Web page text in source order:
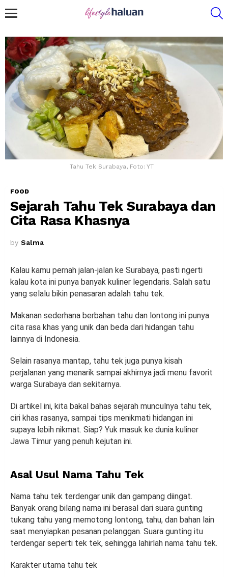
Tahu Tek Surabaya, Foto: YT
FOOD
Sejarah Tahu Tek Surabaya dan
Cita Rasa Khasnya
by Salma
Kalau kamu pernah jalan-jalan ke Surabaya, pasti ngerti
kalau kota ini punya banyak kuliner legendaris. Salah satu
yang selalu bikin penasaran adalah tahu tek.
Makanan sederhana berbahan tahu dan lontong ini punya
cita rasa khas yang unik dan beda dari hidangan tahu
lainnya di Indonesia.
Selain rasanya mantap, tahu tek juga punya kisah
perjalanan yang menarik sampai akhirnya jadi menu favorit
warga Surabaya dan sekitarnya.
Di artikel ini, kita bakal bahas sejarah munculnya tahu tek,
ciri khas rasanya, sampai tips menikmati hidangan ini
supaya lebih nikmat. Siap? Yuk masuk ke dunia kuliner
Jawa Timur yang penuh kejutan ini.
Asal Usul Nama Tahu Tek
Nama tahu tek terdengar unik dan gampang diingat.
Banyak orang bilang nama ini berasal dari suara gunting
tukang tahu yang memotong lontong, tahu, dan bahan lain
saat menyiapkan pesanan pelanggan. Suara gunting itu
terdengar seperti tek tek, sehingga lahirlah nama tahu tek.
Karakter utama tahu tek